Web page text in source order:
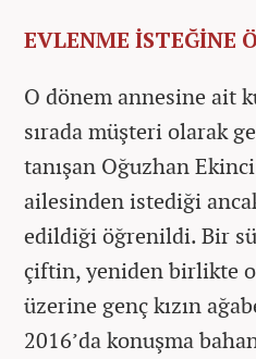
EVLENME İSTEĞİNE
O dönem annesine ait
sırada müşteri olarak
tanışan Oğuzhan
ailesinden istediği
edildiği öğrenildi. Bir
çiftin, yeniden birlikte
üzerine genç kızın
2016’da konuşma